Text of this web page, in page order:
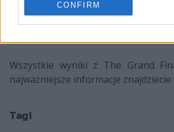
CONFIRM
Wszystkie wyniki z The Grand
najważniejsze informacje znajdziecie
Tagi